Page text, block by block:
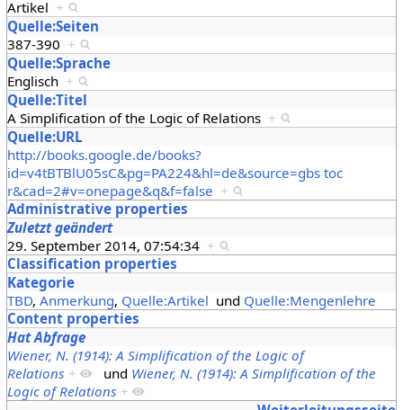
Artikel +
Quelle:Seiten
387-390 +
Quelle:Sprache
Englisch +
Quelle:Titel
A Simplification of the Logic of Relations +
Quelle:URL
http://books.google.de/books?
id=v4tBTBlU05sC&pg=PA224&hl=de&source=gbs toc
r&cad=2#v=onepage&q&f=false +
Administrative properties
Zuletzt geändert
29. September 2014, 07:54:34 +
Classification properties
Kategorie
TBD, Anmerkung, Quelle:Artikel und Quelle:Mengenlehre
Content properties
Hat Abfrage
Wiener, N. (1914): A Simplification of the Logic of
Relations + und Wiener, N. (1914): A Simplification of the
Logic of Relations +